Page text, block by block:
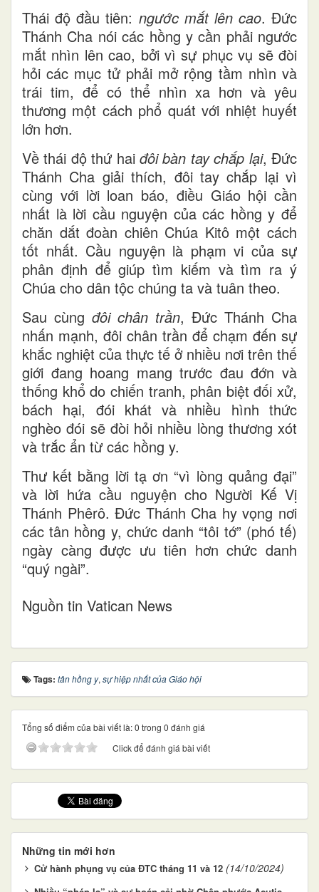
Thái độ đầu tiên: ngước mắt lên cao. Đức
Thánh Cha nói các hồng y cần phải ngước
mắt nhìn lên cao, bởi vì sự phục vụ sẽ đòi
hỏi các mục tử phải mở rộng tầm nhìn và
trái tim, để có thể nhìn xa hơn và yêu
thương một cách phổ quát với nhiệt huyết
lớn hơn.
Về thái độ thứ hai đôi bàn tay chắp lại, Đức
Thánh Cha giải thích, đôi tay chắp lại vì
cùng với lời loan báo, điều Giáo hội cần
nhất là lời cầu nguyện của các hồng y để
chăn dắt đoàn chiên Chúa Kitô một cách
tốt nhất. Cầu nguyện là phạm vi của sự
phân định để giúp tìm kiếm và tìm ra ý
Chúa cho dân tộc chúng ta và tuân theo.
Sau cùng đôi chân trần, Đức Thánh Cha
nhấn mạnh, đôi chân trần để chạm đến sự
khắc nghiệt của thực tế ở nhiều nơi trên thế
giới đang hoang mang trước đau đớn và
thống khổ do chiến tranh, phân biệt đối xử,
bách hại, đói khát và nhiều hình thức
nghèo đói sẽ đòi hỏi nhiều lòng thương xót
và trắc ẩn từ các hồng y.
Thư kết bằng lời tạ ơn “vì lòng quảng đại”
và lời hứa cầu nguyện cho Người Kế Vị
Thánh Phêrô. Đức Thánh Cha hy vọng nơi
các tân hồng y, chức danh “tôi tớ” (phó tế)
ngày càng được ưu tiên hơn chức danh
“quý ngài”.
Nguồn tin Vatican News
Tags: tân hồng y, sự hiệp nhất của Giáo hội
Tổng số điểm của bài viết là: 0 trong 0 đánh giá
Click để đánh giá bài viết
Những tin mới hơn
Cử hành phụng vụ của ĐTC tháng 11 và 12 (14/10/2024)